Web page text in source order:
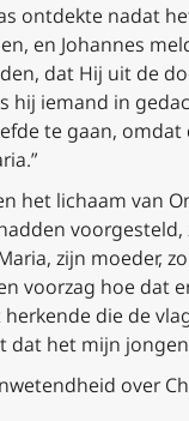
ontdekte nadat
en Johannes
dat Hij uit de
hij iemand in
te gaan, omdat
het lichaam van
zijn moeder,
voorzag hoe dat
die de
dat het mijn jongen
over